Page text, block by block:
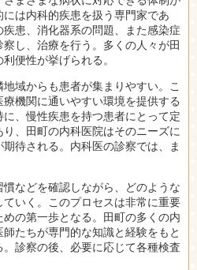
は内科的疾患を扱う専門家であ
患、消化器系の問題、また感染症
し、治療を行う。多くの人々が田
便性が挙げられる。
域からも患者が集まりやすい。こ
機関に通いやすい環境を提供する
、慢性疾患を持つ患者にとって定
、田町の内科医院はそのニーズに
待される。内科医の診察では、ま
などを確認しながら、どのような
いく。このプロセスは非常に重要
の第一歩となる。田町の多くの内
たちが専門的な知識と経験をもと
診察の後、必要に応じて各種検査